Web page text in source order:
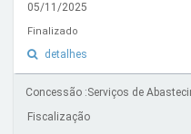
05/11/2025
Finalizado
detalhes
Concessão :Serviços de
Fiscalização